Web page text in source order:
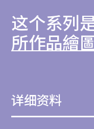
上與周邊池面齊
正如這家建築事
涼空氣。這座建
这个系列
所作品繪圖
详细资料